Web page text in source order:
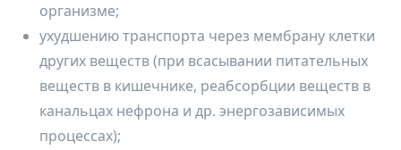
организме;
ухудшению транспорта через мембрану клетки
других веществ (при всасывании питательных
веществ в кишечнике, реабсорбции веществ в
канальцах нефрона и др. энергозависимых
процессах);